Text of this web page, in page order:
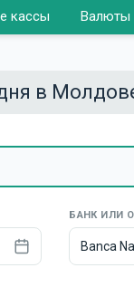
кассы Валюты
в
БАНК ИЛИ
Banca